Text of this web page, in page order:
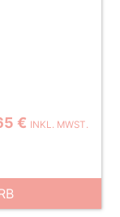
€ INKL. MWST.